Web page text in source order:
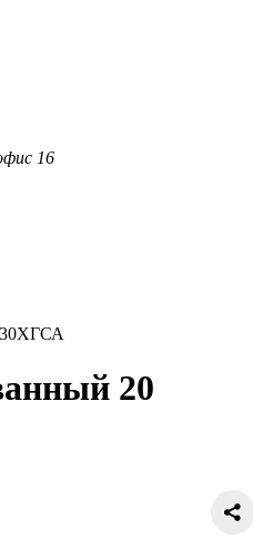
16
30ХГСА
20